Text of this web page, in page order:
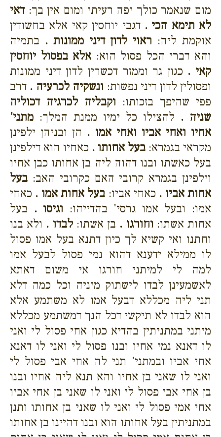
מום שנאמר כולך יפה רעיתי ומום אין בך:דאי
לא תימא הכי . דגבי יוחסין קאי אלא בחשודין
אוקמת ליה: ראוי לדון דיני ממונות . בתמיה
והא דברי הכל פסול הוא: אלא בפסול יוחסין
קאי . כגון גר וממזר דכשרין לדון דיני ממונות
ופסולין לדון דיני נפשות: ונשקיה לכרעיה . דרב
פפי שהיפך בזכותו: וקבליה לכרגיה דכוליה
שניה . להצילו כל ימיו ממנת המלך: מתני'
אחיו ואחי אביו ואחי אמו . הן ובניהן ילפינן
מקראי בגמרא: בעל אחותו . כאחיו הוא דילפינן
בעל כאשתו ובנו דהוה ליה בן אחותו כבן אחיו
וילפינן בגמרא קרובי האם כקרובי האב: בעל
אחות אביו . כאחי אביו: בעל אחות אמו . כאחי
אמו: ובעל אמו גרסי' בהדייהו: וגיסו . בעל
אחות אשתו: וחורגו . בן אשתו:לבדו . ולא בנו
וחתנו ואי קשיא לך כיון דתנא בעל אמו פסול
לו ממילא ידענא דהוא נמי פסול לבעל אמו
למה לי למיתני חורגו אי משום דאתא
לאשמעינן לבדו לישתוק מיניה וכל כמה דלא
תני ליה מכללא דבעל אמו לא משתמע אלא
הוא לבדו לא תיקשי דכל הנך דמשתמע מכללא
מיתני במתניתין בהדיא כגון אחי פסול לי ואני
לו דאנא נמי אחיו ובנו פסול לי ואני לו דאנא
אחי אביו ובמתני' תני לה אחי אבי פסול לי
ואני לו שאני בן אחיו והא תנא ליה אחיו ובנו
בן אחי אבי פסול לי ואני לו שאני בן אחי אביו
אחי אמי פסול לי ואני לו שאני בן אחותו ותנן
במתניתין בעל אחותו הוא ובנו דהיינו בן אחותו